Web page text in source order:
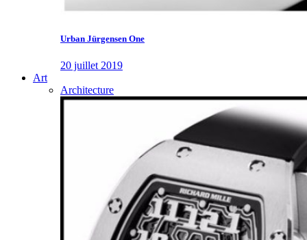
Urban Jürgensen One
20 juillet 2019
Art
Architecture